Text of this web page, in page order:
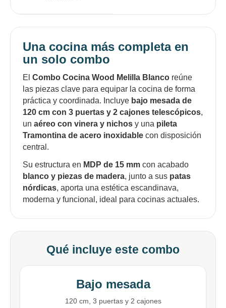
Una cocina más completa en
un solo combo
El Combo Cocina Wood Melilla Blanco reúne
las piezas clave para equipar la cocina de forma
práctica y coordinada. Incluye bajo mesada de
120 cm con 3 puertas y 2 cajones telescópicos,
un aéreo con vinera y nichos y una pileta
Tramontina de acero inoxidable con disposición
central.
Su estructura en MDP de 15 mm con acabado
blanco y piezas de madera, junto a sus patas
nórdicas, aporta una estética escandinava,
moderna y funcional, ideal para cocinas actuales.
Qué incluye este combo
Bajo mesada
120 cm, 3 puertas y 2 cajones